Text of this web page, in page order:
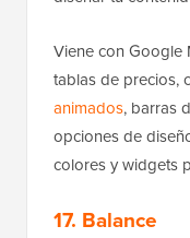
Viene con Google
tablas de precios,
animados, barras
opciones de
colores y widgets
17. Balance